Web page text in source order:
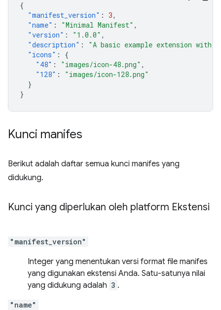
{
"manifest_version" : 3,
"name" : "Minimal Manifest" ,
"version" : "1.0.0" ,
"description" :
"A basic example extension with
"icons" :
{
"48" : "images/icon-48.png" ,
"128" :
"images/icon-128.png"
}
}
Kunci manifes
Berikut adalah daftar semua kunci manifes yang
didukung.
Kunci yang diperlukan oleh platform Ekstensi
"manifest_version"
Integer yang menentukan versi format file manifes
yang digunakan ekstensi Anda. Satu-satunya nilai
yang didukung adalah 3 .
"name"